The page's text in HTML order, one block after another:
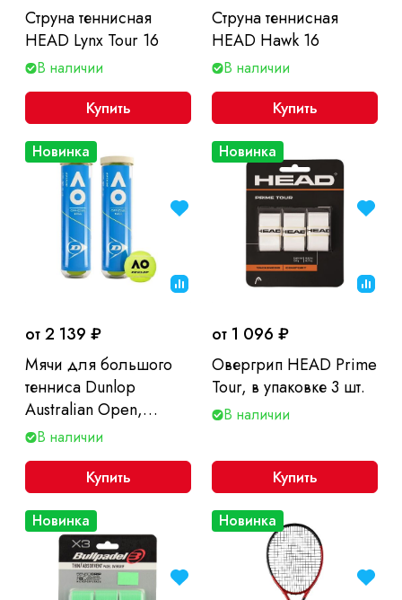
Струна теннисная
HEAD Lynx Tour 16
В наличии
Купить
Струна теннисная
HEAD Hawk 16
В наличии
Купить
Новинка
от 2 139 ₽
Мячи для большого
тенниса Dunlop
Australian Open,
упаковка из 2х банок
В наличии
Купить
Новинка
от 1 096 ₽
Овергрип HEAD Prime
Tour, в упаковке 3 шт.
В наличии
Купить
Новинка Новинка